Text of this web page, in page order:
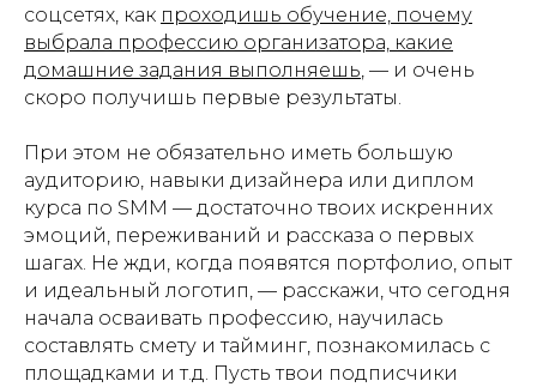
соцсетях, как проходишь обучение, почему
выбрала профессию организатора, какие
домашние задания выполняешь , — и очень
скоро получишь первые результаты.
При этом не обязательно иметь большую
аудиторию, навыки дизайнера или диплом
курса по SMM — достаточно твоих искренних
эмоций, переживаний и рассказа о первых
шагах. Не жди, когда появятся портфолио, опыт
и идеальный логотип, — расскажи, что сегодня
начала осваивать профессию, научилась
составлять смету и тайминг, познакомилась с
площадками и т.д. Пусть твои подписчики